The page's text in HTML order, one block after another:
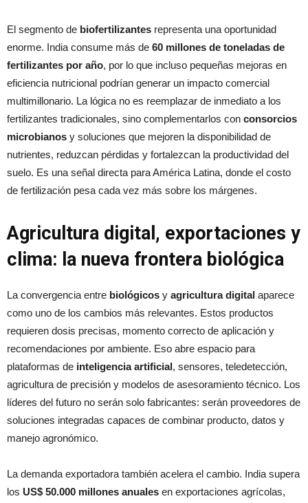
El segmento de biofertilizantes representa una oportunidad
enorme. India consume más de 60 millones de toneladas de
fertilizantes por año, por lo que incluso pequeñas mejoras en
eficiencia nutricional podrían generar un impacto comercial
multimillonario. La lógica no es reemplazar de inmediato a los
fertilizantes tradicionales, sino complementarlos con consorcios
microbianos y soluciones que mejoren la disponibilidad de
nutrientes, reduzcan pérdidas y fortalezcan la productividad del
suelo. Es una señal directa para América Latina, donde el costo
de fertilización pesa cada vez más sobre los márgenes.
Agricultura digital, exportaciones y
clima: la nueva frontera biológica
La convergencia entre biológicos y agricultura digital aparece
como uno de los cambios más relevantes. Estos productos
requieren dosis precisas, momento correcto de aplicación y
recomendaciones por ambiente. Eso abre espacio para
plataformas de inteligencia artificial, sensores, teledetección,
agricultura de precisión y modelos de asesoramiento técnico. Los
líderes del futuro no serán solo fabricantes: serán proveedores de
soluciones integradas capaces de combinar producto, datos y
manejo agronómico.
La demanda exportadora también acelera el cambio. India supera
los US$ 50.000 millones anuales en exportaciones agrícolas,